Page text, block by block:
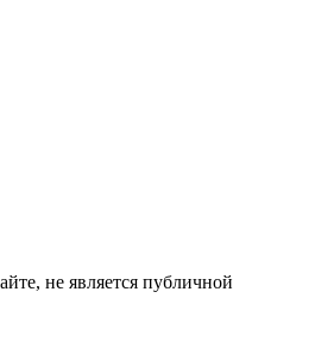
не является публичной